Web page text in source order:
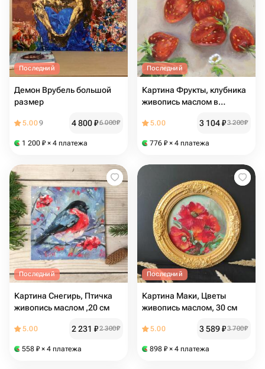
Последний
Демон Врубель большой
размер
5.009 4 800₽6 000₽
1 200 ₽ × 4 платежа
Последний
Картина Фрукты, клубника
живопись маслом в
5.00 3 104₽3 200₽
776 ₽ × 4 платежа
Последний
Картина Снегирь, Птичка
живопись маслом ,20 см
5.00 2 231 ₽2 300₽
558 ₽ × 4 платежа
Последний
Картина Маки, Цветы
живопись маслом, 30 см
5.00 3 589₽3 700₽
898 ₽ × 4 платежа